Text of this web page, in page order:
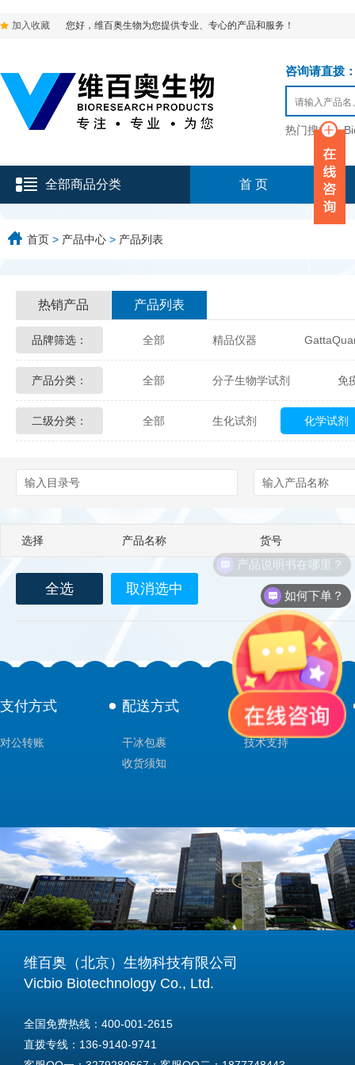
加入收藏 您好，维百奥生物为您提供专业、专心的产品和服务！
咨询请直拨
热门搜索：
全部商品分类 首 页
首页 > 产品中心 > 产品列表
热销产品 产品列表
品牌筛选： 全部 精品仪器
Glycon Biochem Sterlitech
Echelon Biosciences Verichem
Biotez Berlin Diametra
Berry & Associates Zedira
LGC Maine Standards Biolife
Abbexa AbD Serotec
产品分类： 全部 分子生物学试剂 免
化学及生物化学试剂 材料学试剂
二级分类： 全部 生化试剂 化学试剂
选择 产品名称 货号
全选 取消选中
支付方式
对公转账
配送方式
干冰包裹
收货须知
售后服务
技术支持
维百奥（北京）生物科技有限公司
Vicbio Biotechnology Co., Ltd.
全国免费热线：400-001-2615
直拨专线：136-9140-9741
产品说明书在哪里？
如何下单？